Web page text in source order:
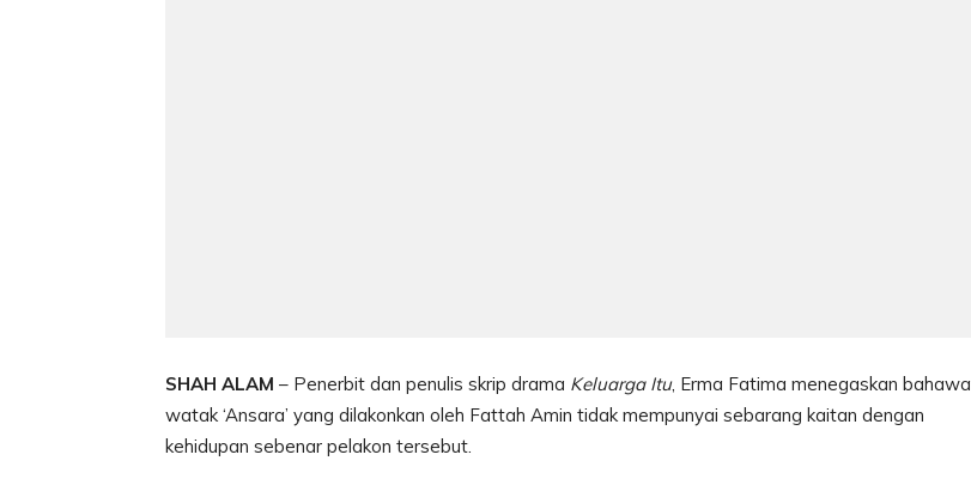
SHAH ALAM – Penerbit dan penulis skrip drama Keluarga Itu, Erma Fatima menegaskan bahawa
watak ‘Ansara’ yang dilakonkan oleh Fattah Amin tidak mempunyai sebarang kaitan dengan
kehidupan sebenar pelakon tersebut.